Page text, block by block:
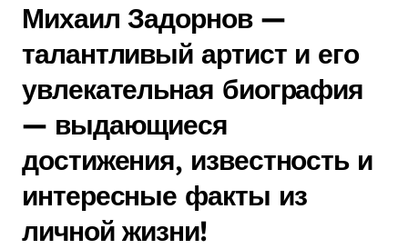
Михаил Задорнов —
талантливый артист и его
увлекательная биография
— выдающиеся
достижения, известность и
интересные факты из
личной жизни!